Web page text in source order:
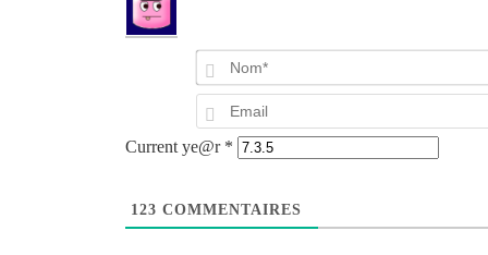
Current ye@r *
123 COMMENTAIRES